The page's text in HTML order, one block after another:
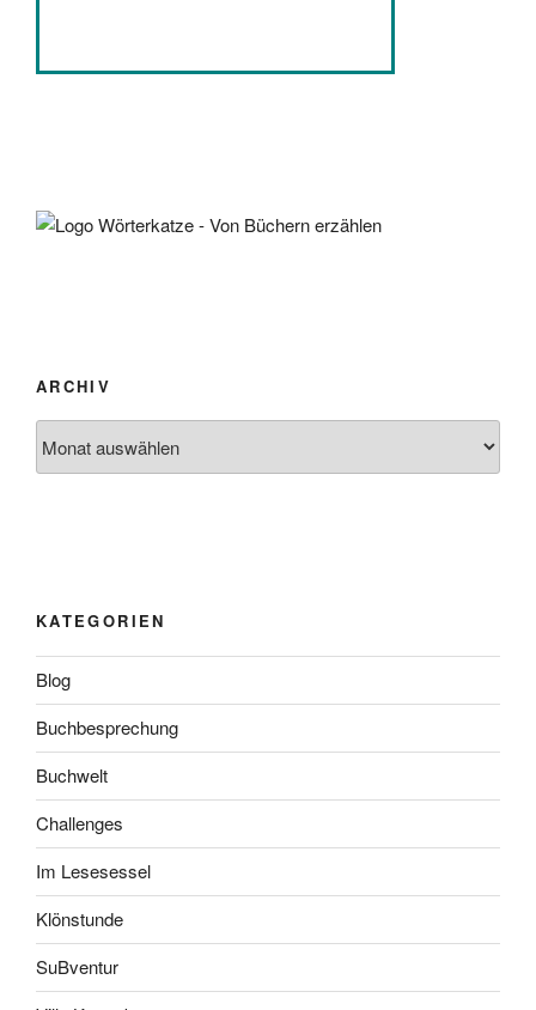
ARCHIV
KATEGORIEN
Blog
Buchbesprechung
Buchwelt
Challenges
Im Lesesessel
Klönstunde
SuBventur